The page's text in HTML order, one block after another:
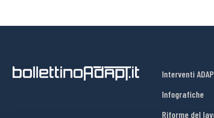
Interventi
Infografiche
Riforme del